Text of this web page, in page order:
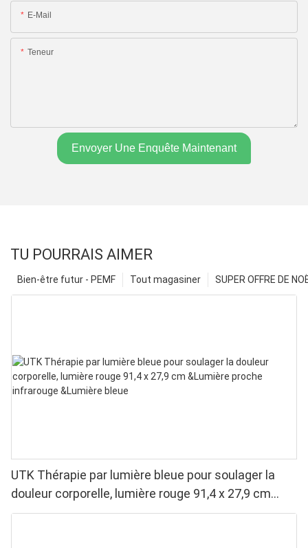
E-Mail
Teneur
Envoyer Une Enquête Maintenant
TU POURRAIS AIMER
SUPER OFFRE DE
Tout magasiner
Bien-être futur - PEMF
UTK Thérapie par lumière bleue pour soulager la
douleur corporelle, lumière rouge 91,4 x 27,9 cm
&Lumière proche infrarouge &Lumière bleue